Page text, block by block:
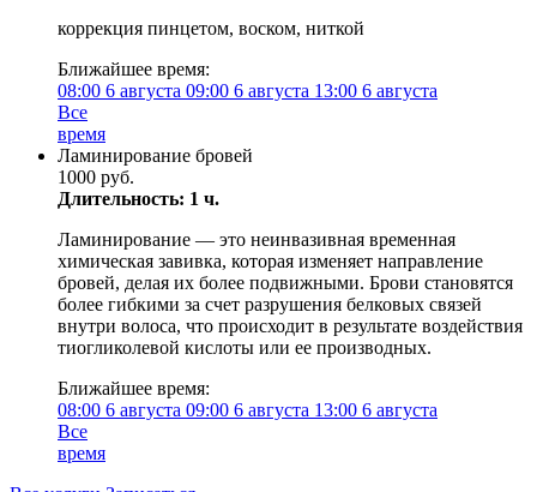
коррекция пинцетом, воском, ниткой
Ближайшее время:
08:00 6 августа 09:00 6 августа 13:00 6 августа
Все
время
Ламинирование бровей
1000 руб.
Длительность: 1 ч.
Ламинирование — это неинвазивная временная
химическая завивка, которая изменяет направление
бровей, делая их более подвижными. Брови становятся
более гибкими за счет разрушения белковых связей
внутри волоса, что происходит в результате воздействия
тиогликолевой кислоты или ее производных.
Ближайшее время:
08:00 6 августа 09:00 6 августа 13:00 6 августа
Все
время